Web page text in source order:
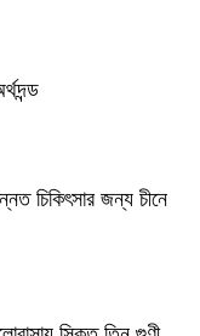
চিকিৎসার জন্য চীনে